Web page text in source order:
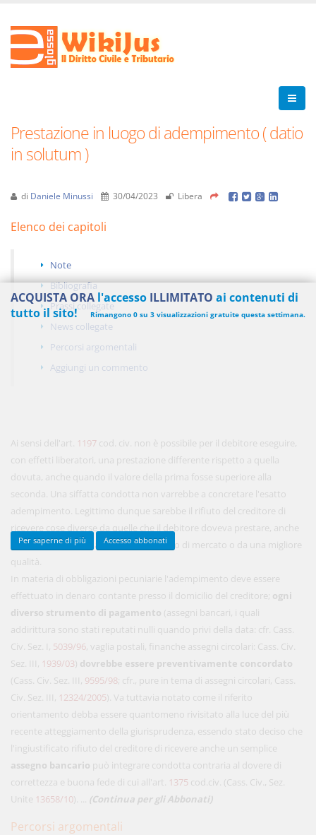
Prestazione in luogo di adempimento ( datio
in solutum )
di Daniele Minussi 30/04/2023 Libera
Elenco dei capitoli
Note
Bibliografia
Prassi collegate
News collegate
Percorsi argomentali
Aggiungi un commento
Ai sensi dell'art. 1197 cod. civ. non è possibile per il debitore eseguire,
con effetti liberatori, una prestazione differente rispetto a quella
dovuta, anche quando il valore della prima fosse superiore alla
seconda. Una siffatta condotta non varrebbe a concretare l'esatto
adempimento. Legittimo dunque sarebbe il rifiuto del creditore di
ricevere cose diverse da quelle che il debitore doveva prestare, anche
se contraddistinte da un maggior prezzo di mercato o da una migliore
qualità.
In materia di obbligazioni pecuniarie l'adempimento deve essere
effettuato in denaro contante presso il domicilio del creditore; ogni
diverso strumento di pagamento (assegni bancari, i quali
addirittura sono stati reputati nulli quando privi della data: cfr. Cass.
Civ. Sez. I, 5039/96, vaglia postali, finanche assegni circolari: Cass. Civ.
Sez. III, 1939/03) dovrebbe essere preventivamente concordato
(Cass. Civ. Sez. III, 9595/98; cfr., pure in tema di assegni circolari, Cass.
Civ. Sez. III, 12324/2005). Va tuttavia notato come il riferito
orientamento debba essere quantomeno rivisitato alla luce del più
recente atteggiamento della giurisprudenza, essendo stato deciso che
l'ingiustificato rifiuto del creditore di ricevere anche un semplice
assegno bancario può integrare condotta contraria al dovere di
correttezza e buona fede di cui all'art. 1375 cod.civ. (Cass. Civ., Sez.
Unite 13658/10). ... (Continua per gli Abbonati)
Percorsi argomentali
ACQUISTA ORA l'accesso ILLIMITATO ai contenuti di
tutto il sito!
Rimangono 0 su 3 visualizzazioni gratuite questa settimana.
450,00 €
48,00 € MENSILI
Acquista ora
Per saperne di più Accesso abbonati